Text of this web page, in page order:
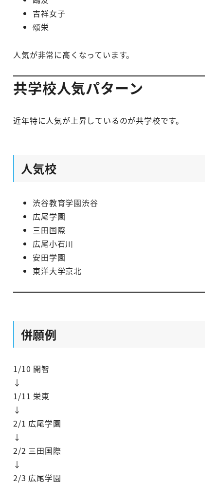
吉祥女子
頌栄
人気が非常に高くなっています。
共学校人気パターン
近年特に人気が上昇しているのが共学校です。
人気校
渋谷教育学園渋谷
広尾学園
三田国際
広尾小石川
安田学園
東洋大学京北
併願例
1/10 開智
↓
1/11 栄東
↓
2/1 広尾学園
↓
2/2 三田国際
↓
2/3 広尾学園